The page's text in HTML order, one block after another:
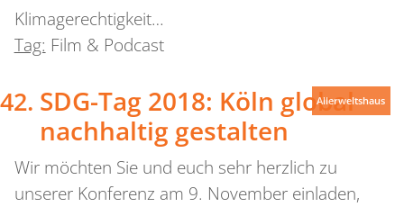
Klimagerechtigkeit…
Tag: Film & Podcast
SDG-Tag 2018: Köln global
nachhaltig gestalten
Wir möchten Sie und euch sehr herzlich zu
unserer Konferenz am 9. November einladen,
Allerweltshaus